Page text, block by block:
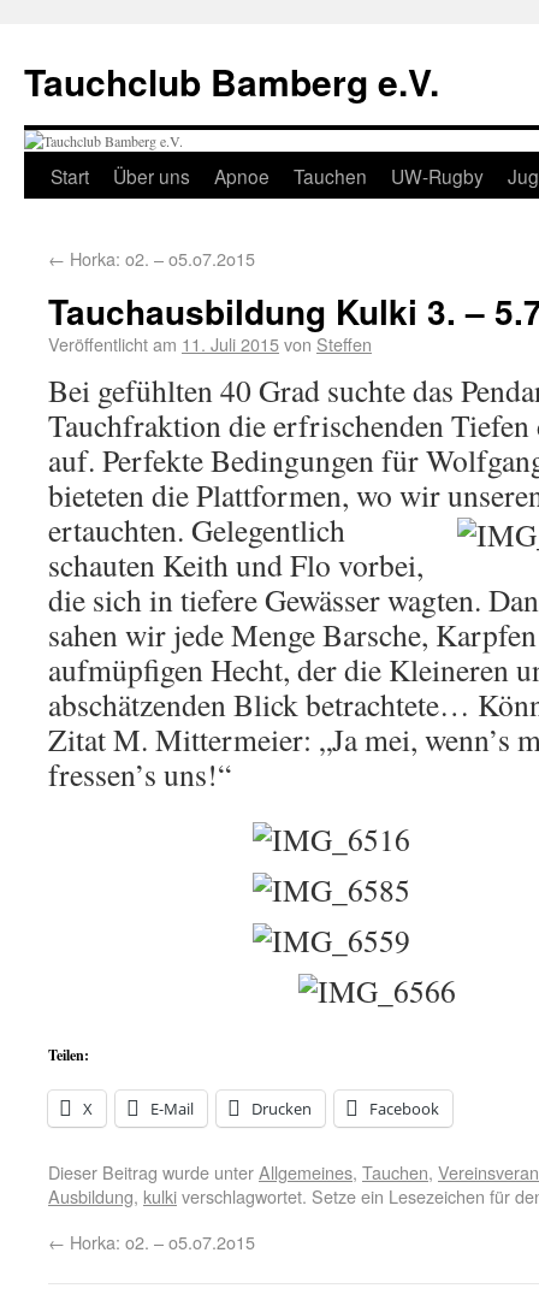
Tauchclub Bamberg e.V.
Start Über uns Apnoe Tauchen UW-Rugby
← Horka: o2. – o5.o7.2o15
Tauchausbildung Kulki 3. –
Veröffentlicht am 11. Juli 2015von Steffen
Bei gefühlten 40 Grad suchte das
Tauchfraktion die erfrischenden Tiefen
auf. Perfekte Bedingungen für
bieteten die Plattformen, wo wir
ertauchten. Gelegentlich
schauten Keith und Flo vorbei,
die sich in tiefere Gewässer wagten.
sahen wir jede Menge Barsche,
aufmüpfigen Hecht, der die Kleineren
abschätzenden Blick betrachtete…
Zitat M. Mittermeier: „Ja mei, wenn’s
fressen’s uns!“
Teilen:
X E-Mail Drucken Facebook
Dieser Beitrag wurde unterAllgemeines, Tauchen,
Ausbildung, kulkiverschlagwortet. Setze ein Lesezeichen für
← Horka: o2. – o5.o7.2o15